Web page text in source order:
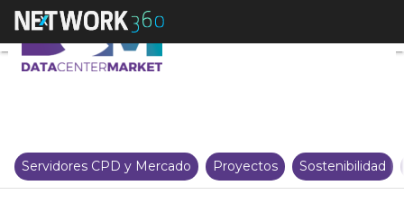
España entra en la primera
Servidores CPD y Mercado Proyectos Sostenibilidad